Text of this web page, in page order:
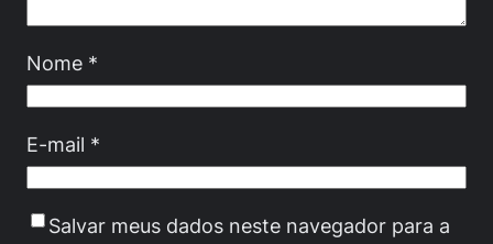
Nome *
E-mail *
Salvar meus dados neste navegador para a